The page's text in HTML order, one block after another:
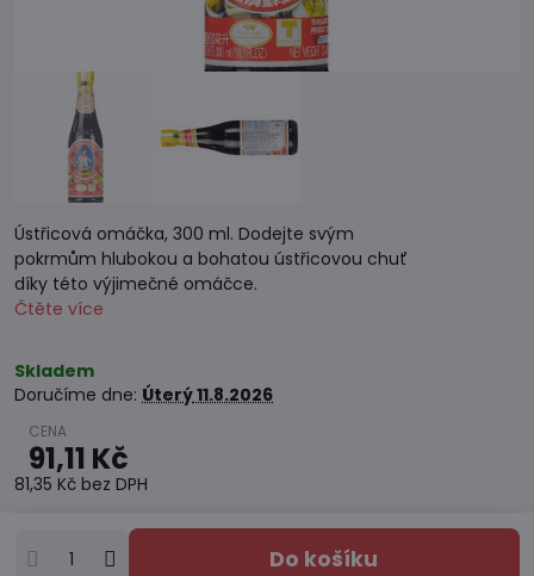
Ústřicová omáčka, 300 ml. Dodejte svým
pokrmům hlubokou a bohatou ústřicovou chuť
díky této výjimečné omáčce.
Čtěte více
Skladem
Doručíme dne: Úterý11.8.2026
91,11 Kč
81,35 Kč bez DPH
Do košíku